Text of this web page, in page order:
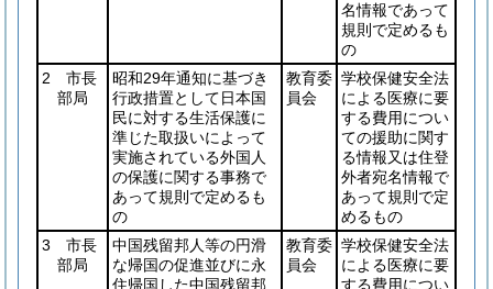
名情報であって
規則で定めるも
の
2 市長
部局
昭和29年通知に基づき
行政措置として日本国
民に対する生活保護に
準じた取扱いによって
実施されている外国人
の保護に関する事務で
あって規則で定めるも
の
教育委
員会
学校保健安全法
による医療に要
する費用につい
ての援助に関す
る情報又は住登
外者宛名情報で
あって規則で定
めるもの
3 市長
部局
中国残留邦人等の円滑
な帰国の促進並びに永
住帰国した中国残留邦
教育委
員会
学校保健安全法
による医療に要
する費用につい